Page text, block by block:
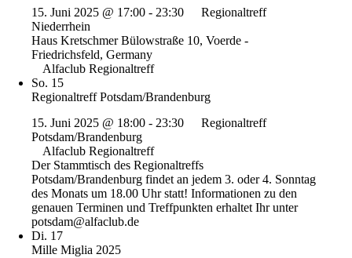
15. Juni 2025 @ 17:00 - 23:30
Regionaltreff
Niederrhein
Haus KretschmerBülowstraße 10, Voerde -
Friedrichsfeld, Germany
Alfaclub Regionaltreff
So. 15
Regionaltreff Potsdam/Brandenburg
15. Juni 2025 @ 18:00 - 23:30
Regionaltreff
Potsdam/Brandenburg
Alfaclub Regionaltreff
Der Stammtisch des Regionaltreffs
Potsdam/Brandenburg findet an jedem 3. oder 4. Sonntag
des Monats um 18.00 Uhr statt! Informationen zu den
genauen Terminen und Treffpunkten erhaltet Ihr unter
potsdam@alfaclub.de
Di. 17
Mille Miglia 2025